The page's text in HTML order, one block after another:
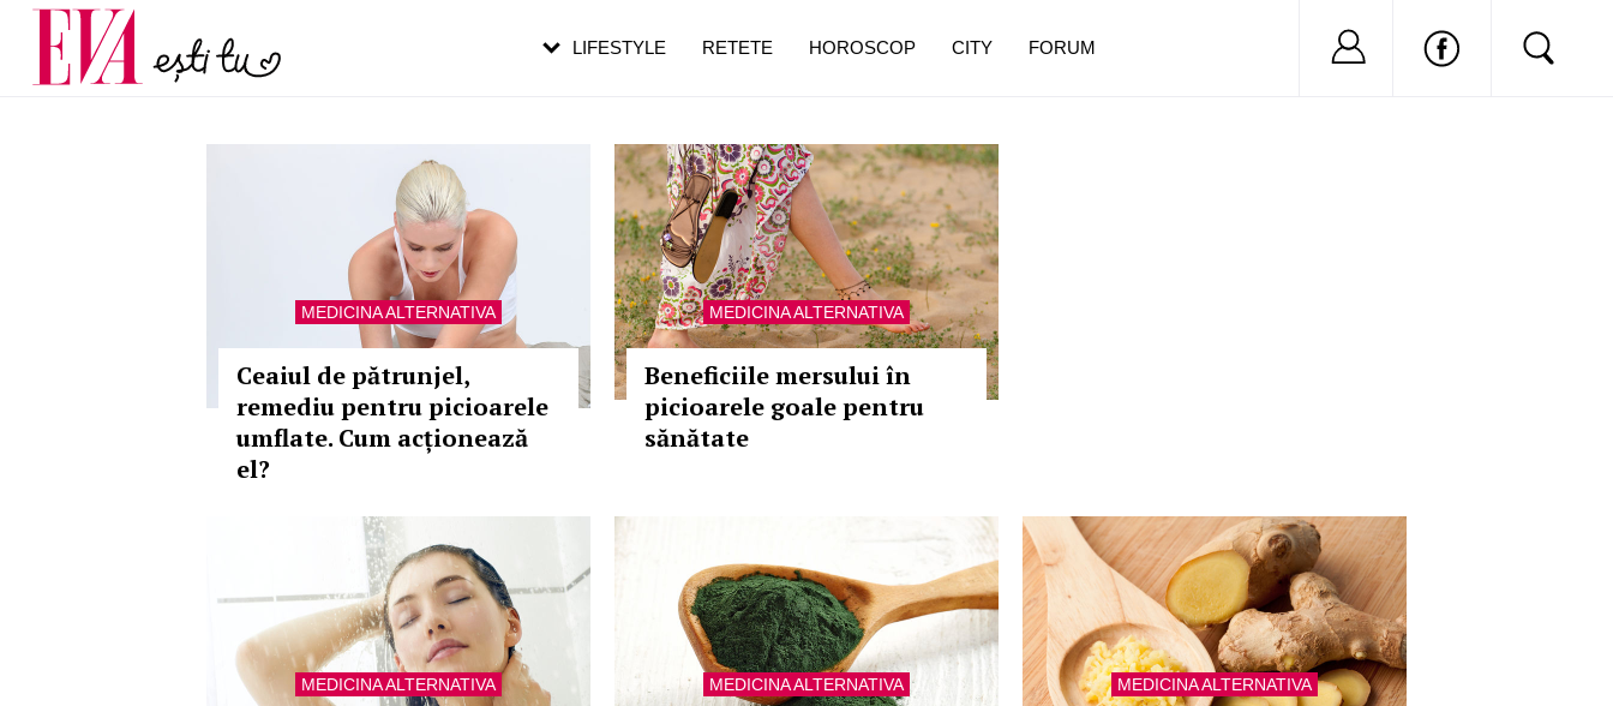
MEDICINA ALTERNATIVA
Ceaiul de pătrunjel,
remediu pentru picioarele
umflate. Cum acționează
el?
MEDICINA ALTERNATIVA
Beneficiile mersului în
picioarele goale pentru
sănătate
MEDICINA ALTERNATIVA MEDICINA ALTERNATIVA MEDICINA ALTERNATIVA
LIFESTYLE RETETE HOROSCOP CITY FORUM Nu ai cont?
Carieră
Actualitate
pe măsură ce înaintezi în vârstă
de dureroasă este investigația